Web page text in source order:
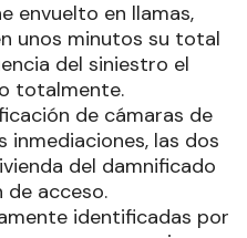
envuelto en llamas,
unos minutos su total
del siniestro el
totalmente.
de cámaras de
inmediaciones, las dos
del damnificado
acceso.
identificadas por